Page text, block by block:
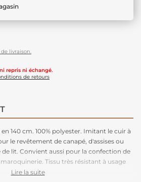
livraison.
repris ni échangé.
de retours
140 cm. 100% polyester. Imitant le cuir à
le revêtement de canapé, d'assises ou
lit. Convient aussi pour la confection de
Tissu très résistant à usage
Lire la suite